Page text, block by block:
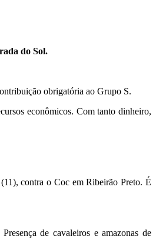
do Sol.
obrigatória ao Grupo S.
econômicos. Com tanto dinheiro,
contra o Coc em Ribeirão Preto. É
de cavaleiros e amazonas de